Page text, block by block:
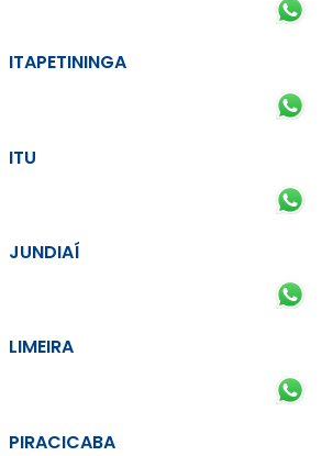
ITAPETININGA
ITU
JUNDIAÍ
LIMEIRA
PIRACICABA